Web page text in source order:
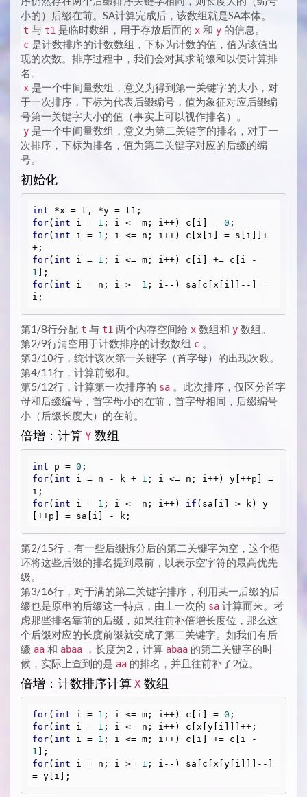
小的）后缀在前。SA计算完成后，该数组就是SA本体。
t 与 t1 是临时数组，用于存放后面的 x 和 y 的信息。
c 是计数排序的计数数组，下标为计数的值，值为该值出
现的次数。排序过程中，我们会对其求前缀和以便计算排
名。
x 是一个中间量数组，意义为得到第一关键字的大小，对
于一次排序，下标为代表后缀编号，值为象征对应后缀编
号第一关键字大小的值（事实上可以视作排名）。
y 是一个中间量数组，意义为第二关键字的排名，对于一
次排序，下标为排名，值为第二关键字对应的后缀的编
号。
初始化
int
for( int i = 1 ; i <= m; i++) c[i] = 0
for( int i = 1 ; i <= n; i++) c[x[i] = s[i]]+
for( int i = 1
1
for( int i = n; i >= 1 ; i--) sa[c[x[i]]--] =
第1/8行分配 t 与 t1 两个内存空间给 x 数组和 y 数组。
第2/9行清空用于计数排序的计数数组 c
第3/10行，统计该次第一关键字（首字母）的出现次数。
第4/11行，计算前缀和。
第5/12行，计算第一次排序的 sa
。此次排序，仅区分首字
母和后缀编号，首字母小的在前，首字母相同，后缀编号
小（后缀长度大）的在前。
倍增：计算 Y 数组
int p = 0
for( int i = n - k + 1 ; i <= n; i++) y[++p] =
for( int i = 1 ; i <= n; i++) if (sa[i] > k) y
第2/15行，有一些后缀拆分后的第二关键字为空，这个循
环将这些后缀的排名提到最前，以表示空字符的最高优先
级。
第3/16行，对于满的第二关键字排序，利用某一后缀的后
缀也是原串的后缀这一特点，由上一次的 sa 计算而来。考
虑那些排名靠前的后缀，如果往前补倍增长度位，那么这
个后缀对应的长度前缀就变成了第二关键字。如我们有后
缀 aa 和 abaa ，长度为2，计算 abaa 的第二关键字的时
候，实际上查到的是 aa 的排名，并且往前补了2位。
倍增：计数排序计算 X 数组
for( int i = 1 ; i <= m; i++) c[i] = 0
for( int i = 1
for( int i = 1
1
for( int i = n; i >= 1 ; i--) sa[c[x[y[i]]]--]